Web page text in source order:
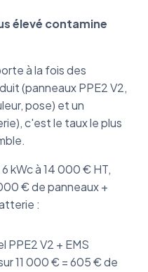
élevé contamine
à la fois des
(panneaux PPE2 V2,
pose) et un
c'est le taux le plus
kWc à 14 000 € HT,
€ de panneaux +
:
PPE2 V2 + EMS
11 000 € = 605 € de